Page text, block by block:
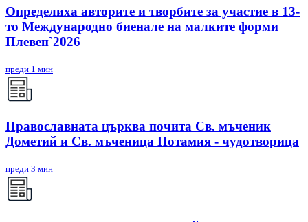
Определиха авторите и творбите за участие в 13-
то Международно биенале на малките форми
Плевен`2026
преди 1 мин
Православната църква почита Св. мъченик
Дометий и Св. мъченица Потамия - чудотворица
преди 3 мин